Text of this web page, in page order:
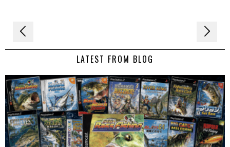
Navigation
de LATEST FROM BLOG